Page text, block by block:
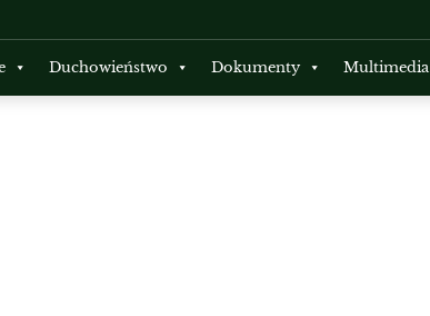
Duchowieństwo Dokumenty Multimedia